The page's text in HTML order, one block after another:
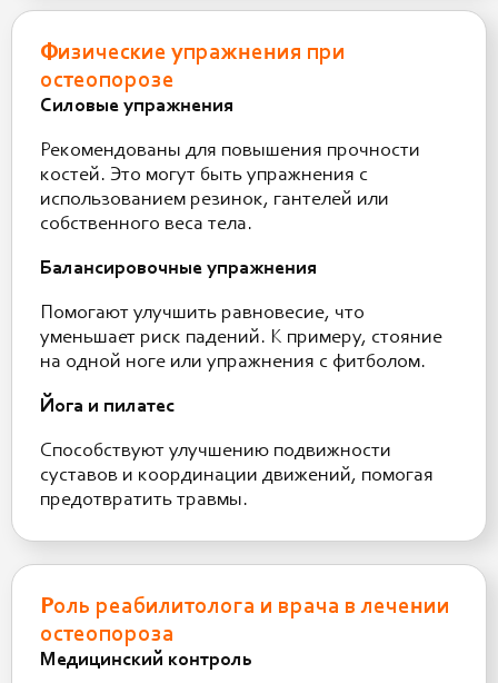
Физические упражнения при
остеопорозе
Силовые упражнения
Рекомендованы для повышения прочности
костей. Это могут быть упражнения с
использованием резинок, гантелей или
собственного веса тела.
Балансировочные упражнения
Помогают улучшить равновесие, что
уменьшает риск падений. К примеру, стояние
на одной ноге или упражнения с фитболом.
Йога и пилатес
Способствуют улучшению подвижности
суставов и координации движений, помогая
предотвратить травмы.
Роль реабилитолога и врача в лечении
остеопороза
Медицинский контроль